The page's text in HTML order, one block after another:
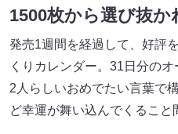
1500枚から選び抜か
発売1週間を経過して、好評
くりカレンダー。31日分の
2人らしいおめでたい言葉で
ど幸運が舞い込んでくること